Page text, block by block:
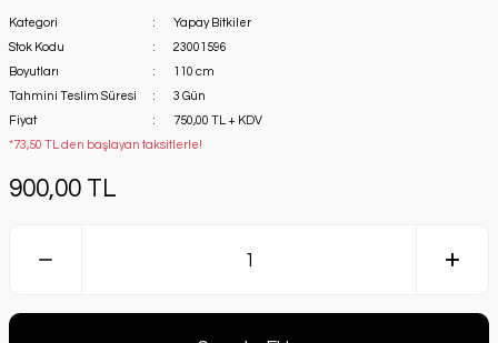
Kategori
Yapay Bitkiler
Stok Kodu
23001596
Boyutları
110 cm
Tahmini Teslim Süresi
3 Gün
Fiyat
750,00 TL + KDV
*73,50 TL den başlayan taksitlerle!
900,00 TL